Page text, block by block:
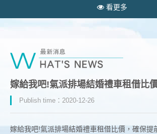
看更多
嫁給我吧!氣派排場結婚禮車租借比
Publish time：2020-12-26
嫁給我吧!氣派排場結婚禮車租借比價，確保提